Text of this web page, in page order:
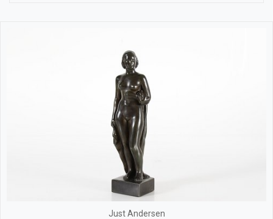
Just Andersen